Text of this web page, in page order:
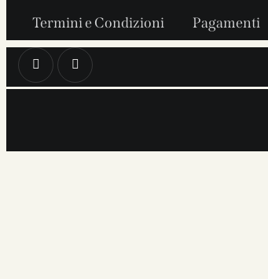
Termini e Condizioni Pagamenti